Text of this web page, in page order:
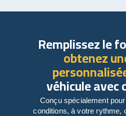
Remplissez le
obtenez
véhicule avec
Conçu spécialement
conditions, à votre rythme,